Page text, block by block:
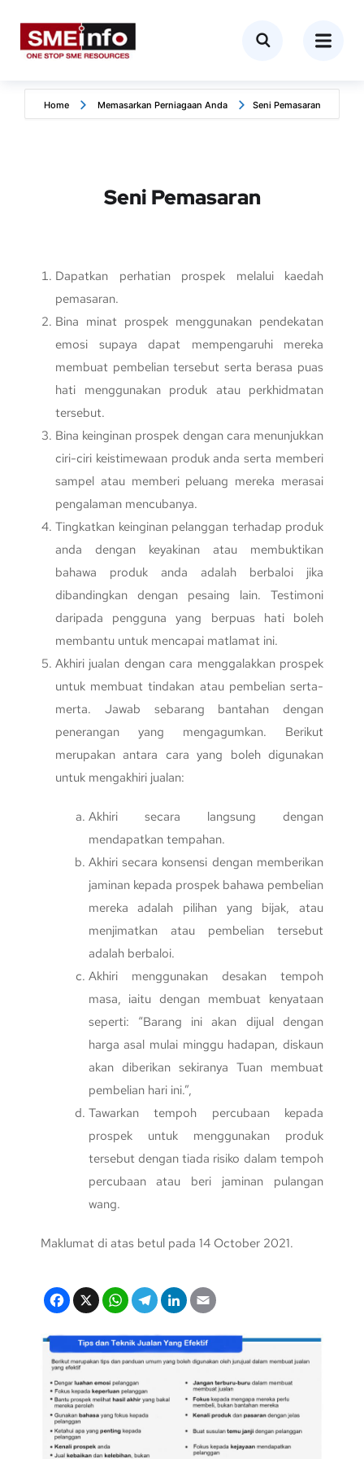
Home Memasarkan Perniagaan Anda Seni Pemasaran
Seni Pemasaran
Dapatkan perhatian prospek melalui kaedah
pemasaran.
Bina minat prospek menggunakan pendekatan
emosi supaya dapat mempengaruhi mereka
membuat pembelian tersebut serta berasa puas
hati menggunakan produk atau perkhidmatan
tersebut.
Bina keinginan prospek dengan cara menunjukkan
ciri-ciri keistimewaan produk anda serta memberi
sampel atau memberi peluang mereka merasai
pengalaman mencubanya.
Tingkatkan keinginan pelanggan terhadap produk
anda dengan keyakinan atau membuktikan
bahawa produk anda adalah berbaloi jika
dibandingkan dengan pesaing lain. Testimoni
daripada pengguna yang berpuas hati boleh
membantu untuk mencapai matlamat ini.
Akhiri jualan dengan cara menggalakkan prospek
untuk membuat tindakan atau pembelian serta-
merta. Jawab sebarang bantahan dengan
penerangan yang mengagumkan. Berikut
merupakan antara cara yang boleh digunakan
untuk mengakhiri jualan:
Akhiri secara langsung dengan
mendapatkan tempahan.
Akhiri secara konsensi dengan memberikan
jaminan kepada prospek bahawa pembelian
mereka adalah pilihan yang bijak, atau
menjimatkan atau pembelian tersebut
adalah berbaloi.
Akhiri menggunakan desakan tempoh
masa, iaitu dengan membuat kenyataan
seperti: “Barang ini akan dijual dengan
harga asal mulai minggu hadapan, diskaun
akan diberikan sekiranya Tuan membuat
pembelian hari ini.”,
Tawarkan tempoh percubaan kepada
prospek untuk menggunakan produk
tersebut dengan tiada risiko dalam tempoh
percubaan atau beri jaminan pulangan
wang.
Maklumat di atas betul pada 14 October 2021.
F
a
c
e
b
o
X W
h
at
s
A
p
T
el
e
a
Li
n
k
e
dI
n
m
ail